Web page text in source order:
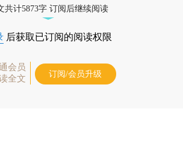
共计5873字 订阅后继续阅读
后获取已订阅的阅读权限
会员
全文
订阅/会员升级